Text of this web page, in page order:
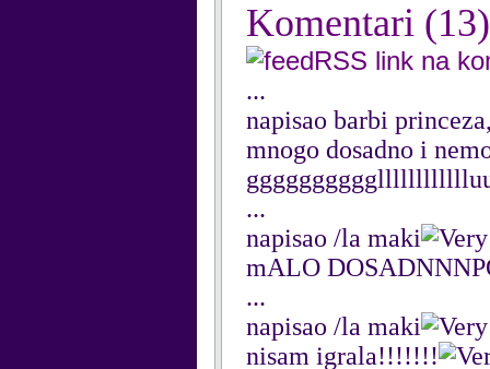
Komentari (13)
RSS link na
...
napisao barbi
mnogo dosadno i
...
napisao /la maki
mALO
...
napisao /la maki
nisam igrala!!!!!!!